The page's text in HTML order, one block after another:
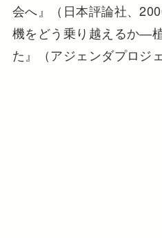
会へ』（日本評論社、
機をどう乗り越えるか―
た』（アジェンダプロジ